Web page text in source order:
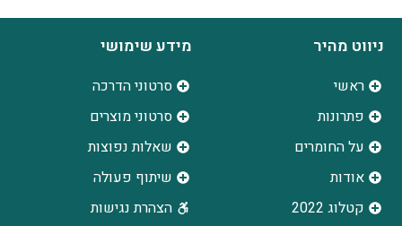
ניווט מהיר
ראשי
פתרונות
על החומרים
אודות
קטלוג 2022
מידע שימושי
סרטוני הדרכה
סרטוני מוצרים
שאלות נפוצות
שיתוף פעולה
הצהרת נגישות